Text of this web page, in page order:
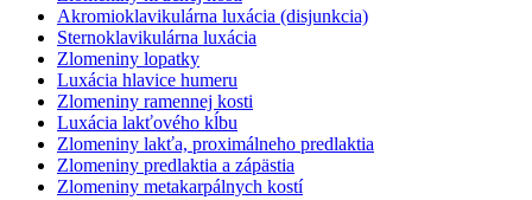
Akromioklavikulárna luxácia (disjunkcia)
Sternoklavikulárna luxácia
Zlomeniny lopatky
Luxácia hlavice humeru
Zlomeniny ramennej kosti
Luxácia lakťového kĺbu
Zlomeniny lakťa, proximálneho predlaktia
Zlomeniny predlaktia a zápästia
Zlomeniny metakarpálnych kostí